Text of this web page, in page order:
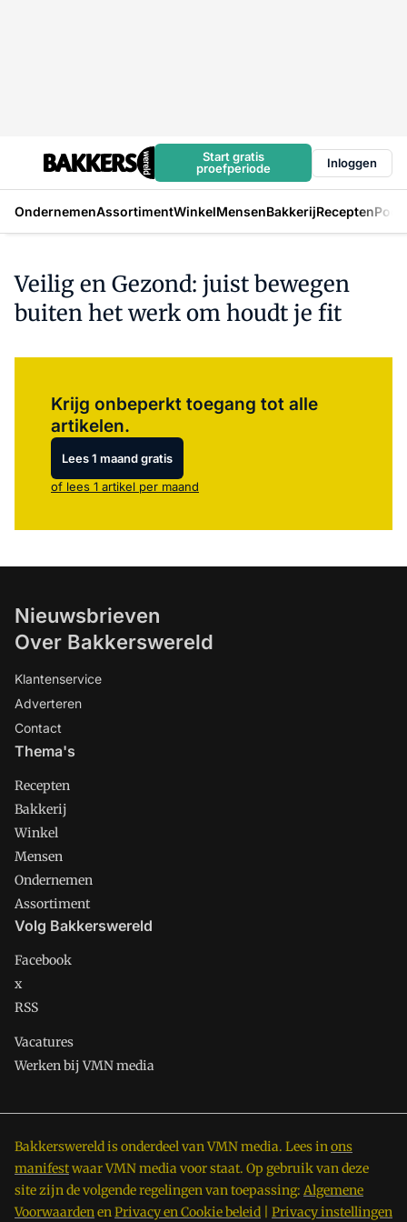
Start gratis
proefperiode
Inloggen
OndernemenAssortimentWinkelMensenBakkerijRecepten
Veilig en Gezond: juist bewegen
buiten het werk om houdt je fit
Krijg onbeperkt toegang tot alle
artikelen.
Lees 1 maand gratis
of lees 1 artikel per maand
Nieuwsbrieven
Over Bakkerswereld
Klantenservice
Adverteren
Contact
Thema's
Recepten
Bakkerij
Winkel
Mensen
Ondernemen
Assortiment
Volg Bakkerswereld
Facebook
x
RSS
Vacatures
Werken bij VMN media
Bakkerswereld is onderdeel van VMN media. Lees inons
manifestwaar VMN media voor staat. Op gebruik van deze
site zijn de volgende regelingen van toepassing: Algemene
VoorwaardenenPrivacy en Cookie beleid Privacy instellingen